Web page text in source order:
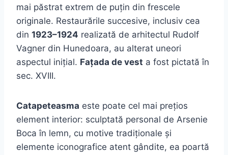
mai păstrat extrem de puțin din frescele
originale. Restaurările succesive, inclusiv cea
din 1923–1924 realizată de arhitectul Rudolf
Vagner din Hunedoara, au alterat uneori
aspectul inițial. Fațada de vest a fost pictată în
sec. XVIII.
Catapeteasma este poate cel mai prețios
element interior: sculptată personal de Arsenie
Boca în lemn, cu motive tradiționale și
elemente iconografice atent gândite, ea poartă